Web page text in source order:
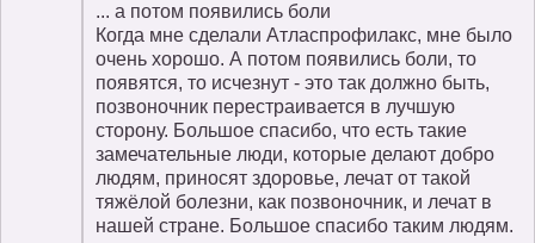
... а потом появились боли
Когда мне сделали Атласпрофилакс, мне было
очень хорошо. А потом появились боли, то
появятся, то исчезнут - это так должно быть,
позвоночник перестраивается в лучшую
сторону. Большое спасибо, что есть такие
замечательные люди, которые делают добро
людям, приносят здоровье, лечат от такой
тяжёлой болезни, как позвоночник, и лечат в
нашей стране. Большое спасибо таким людям.